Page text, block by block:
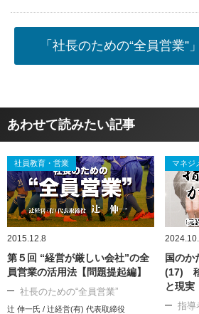
「社長のための“全員営業”
あわせて読みたい記事
社員教育・営業
2015.12.8
第５回 “経営が厳しい会社”の全
員営業の活用法【問題提起編】
社長のための“全員営業”
辻 伸一氏 / 辻経営(有) 代表取締役
マネジ
国のか
(17)
と現実
指導